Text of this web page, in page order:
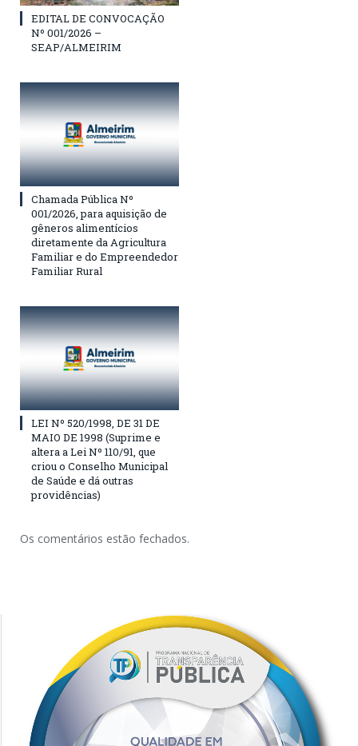
EDITAL DE CONVOCAÇÃO
Nº 001/2026 –
SEAP/ALMEIRIM
Chamada Pública Nº
001/2026, para aquisição de
gêneros alimentícios
diretamente da Agricultura
Familiar e do Empreendedor
Familiar Rural
LEI Nº 520/1998, DE 31 DE
MAIO DE 1998 (Suprime e
altera a Lei Nº 110/91, que
criou o Conselho Municipal
de Saúde e dá outras
providências)
Os comentários estão fechados.